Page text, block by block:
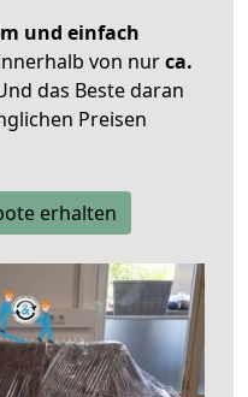
und einfach
von nurca.
das Beste daran
Preisen
erhalten